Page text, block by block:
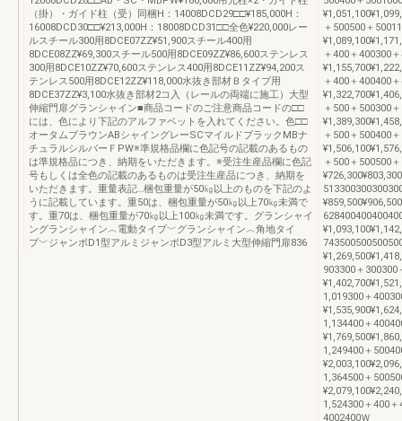
（掛）・ガイド柱（受）同梱H：14008DCD29□□¥185,000H：
16008DCD30□□¥213,000H：18008DCD31□□全色¥220,000レー
ルスチール300用8DCE07ZZ¥51,900スチール400用
8DCE08ZZ¥69,300スチール500用8DCE09ZZ¥86,600ステンレス
300用8DCE10ZZ¥70,600ステンレス400用8DCE11ZZ¥94,200ス
テンレス500用8DCE12ZZ¥118,000水抜き部材Ｂタイプ用
8DCE37ZZ¥3,100水抜き部材2コ入（レールの両端に施工）大型
伸縮門扉グランシャイン■商品コードのご注意商品コードの□□
には、色により下記のアルファベットを入れてください。色□□
オータムブラウンABシャイングレーSCマイルドブラックMBナ
チュラルシルバーＦPW※準規格品欄に色記号の記載のあるもの
は準規格品につき、納期をいただきます。※受注生産品欄に色記
号もしくは全色の記載のあるものは受注生産品につき、納期を
いただきます。重量表記…梱包重量が50㎏以上のものを下記のよ
うに記載しています。重50は、梱包重量が50㎏以上70㎏未満で
す。重70は、梱包重量が70㎏以上100㎏未満です。グランシャイ
ングランシャイン︿電動タイプ﹀グランシャイン︿角地タイ
プ﹀ジャンボD1型アルミジャンボD3型アルミ大型伸縮門扉836
＋500500＋
＋400＋400300
＋400＋400400
＋500＋500300
＋500＋500400
＋500＋500500
903300＋300300
1,019300＋
1,134400＋
1,249400＋
1,364500＋
1,524300＋400
4002400Ｗ